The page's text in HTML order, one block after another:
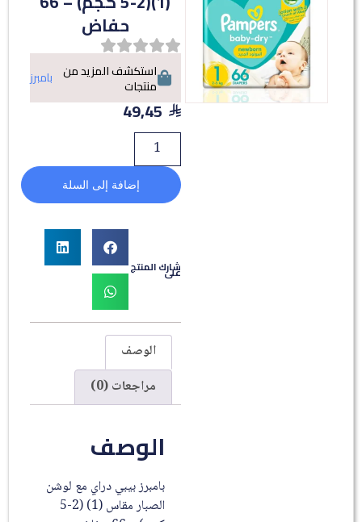
حفاض
استكشف المزيد من
منتجات بامبرز
49,45
إضافة إلى السلة
شارك المنتج
الوصف
مراجعات (0)
الوصف
بامبرز بيبي دراي مع لوشن
الصبار مقاس (1) (2-5